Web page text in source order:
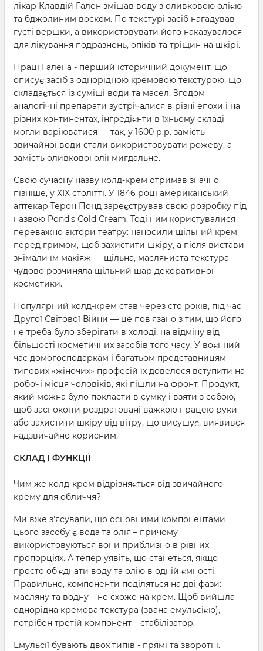
лікар Клавдій Гален змішав воду з оливковою олією
та бджолиним воском. По текстурі засіб нагадував
густі вершки, а використовувати його наказувалося
для лікування подразнень, опіків та тріщин на шкірі.
Праці Галена - перший історичний документ, що
описує засіб з однорідною кремовою текстурою, що
складається із суміші води та масел. Згодом
аналогічні препарати зустрічалися в різні епохи і на
різних континентах, інгредієнти в їхньому складі
могли варіюватися — так, у 1600 р.р. замість
звичайної води стали використовувати рожеву, а
замість оливкової олії мигдальне.
Свою сучасну назву колд-крем отримав значно
пізніше, у ХІХ столітті. У 1846 році американський
аптекар Терон Понд зареєстрував свою розробку під
назвою Pond's Cold Cream. Тоді ним користувалися
переважно актори театру: наносили щільний крем
перед гримом, щоб захистити шкіру, а після вистави
знімали їм макіяж — щільна, масляниста текстура
чудово розчиняла щільний шар декоративної
косметики.
Популярний колд-крем став через сто років, під час
Другої Світової Війни — це пов'язано з тим, що його
не треба було зберігати в холоді, на відміну від
більшості косметичних засобів того часу. У воєнний
час домогосподаркам і багатьом представницям
типових «жіночих» професій їх довелося вступити на
робочі місця чоловіків, які пішли на фронт. Продукт,
який можна було покласти в сумку і взяти з собою,
щоб заспокоїти роздратовані важкою працею руки
або захистити шкіру від вітру, що висушує, виявився
надзвичайно корисним.
СКЛАД І ФУНКЦІЇ
Чим же колд-крем відрізняється від звичайного
крему для обличчя?
Ми вже з'ясували, що основними компонентами
цього засобу є вода та олія – причому
використовуються вони приблизно в рівних
пропорціях. А тепер уявіть, що станеться, якщо
просто об'єднати воду та олію в одній ємності.
Правильно, компоненти поділяться на дві фази:
масляну та водну – не схоже на крем. Щоб вийшла
однорідна кремова текстура (звана емульсією),
потрібен третій компонент – стабілізатор.
Емульсії бувають двох типів - прямі та зворотні.